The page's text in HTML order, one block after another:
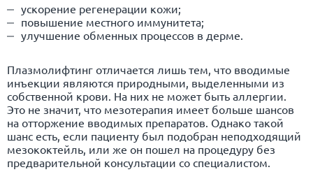
ускорение регенерации кожи;
повышение местного иммунитета;
улучшение обменных процессов в дерме.
Плазмолифтинг отличается лишь тем, что вводимые
инъекции являются природными, выделенными из
собственной крови. На них не может быть аллергии.
Это не значит, что мезотерапия имеет больше шансов
на отторжение вводимых препаратов. Однако такой
шанс есть, если пациенту был подобран неподходящий
мезококтейль, или же он пошел на процедуру без
предварительной консультации со специалистом.